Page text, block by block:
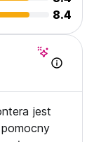
8.4
jest